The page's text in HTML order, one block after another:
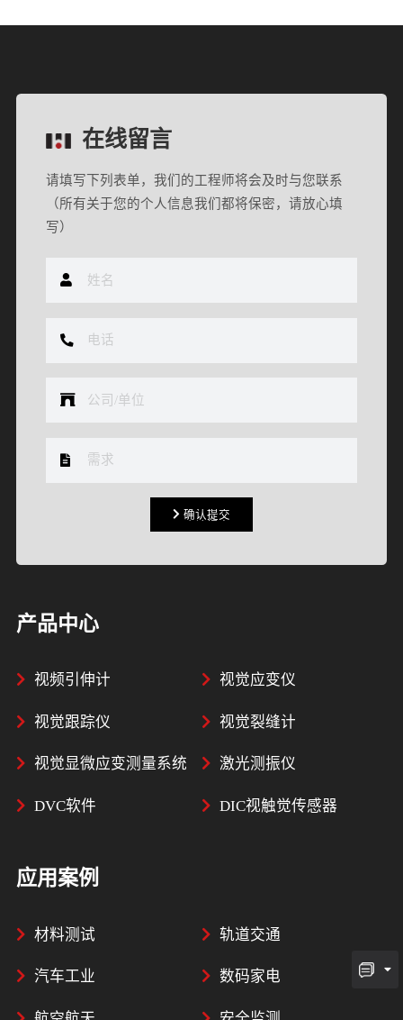
在线留言
请填写下列表单，我们的工程师将会及时与您联系
（所有关于您的个人信息我们都将保密，请放心填
写）
确认提交
产品中心
视频引伸计 视觉应变仪
视觉跟踪仪 视觉裂缝计
视觉显微应变测量系统 激光测振仪
DVC软件 DIC视触觉传感器
应用案例
材料测试
汽车工业
轨道交通
数码家电